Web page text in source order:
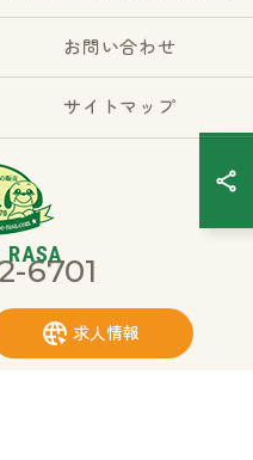
6701
求人情報
お問い合わせ
サイトマップ
ッグハウスRASA ALL RIGHTS